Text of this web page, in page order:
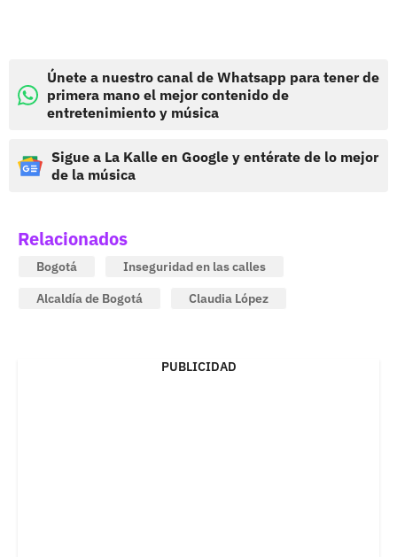
Únete a nuestro canal de Whatsapp para tener de
primera mano el mejor contenido de
entretenimiento y música
Sigue a La Kalle en Google y entérate de lo mejor
de la música
Relacionados
Bogotá
Inseguridad en las calles
Alcaldía de Bogotá
Claudia López
PUBLICIDAD